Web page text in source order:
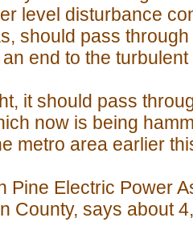
level disturbance
should pass
end to the
it should pass
now is being
metro area earlier
Pine Electric Power
County, says about